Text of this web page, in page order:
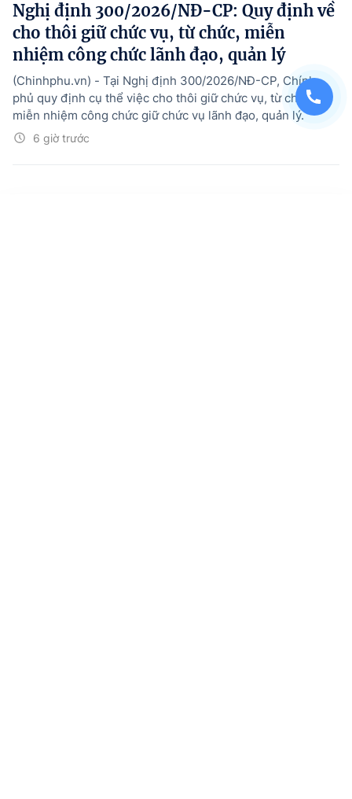
Nghị định 300/2026/NĐ-CP: Quy định về
cho thôi giữ chức vụ, từ chức, miễn
nhiệm công chức lãnh đạo, quản lý
6 giờ trước
(Chinhphu.vn) - Tại Nghị định 300/2026/NĐ-CP, Chính
phủ quy định cụ thể việc cho thôi giữ chức vụ, từ chức,
miễn nhiệm công chức giữ chức vụ lãnh đạo, quản lý.